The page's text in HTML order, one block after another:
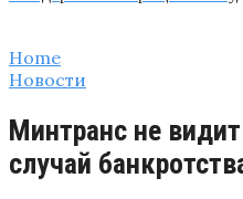
Home
Новости
Минтранс не
случай